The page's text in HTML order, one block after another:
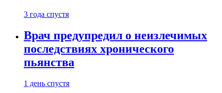
3 года спустя
Врач предупредил о неизлечимых
последствиях хронического
пьянства
1 день спустя